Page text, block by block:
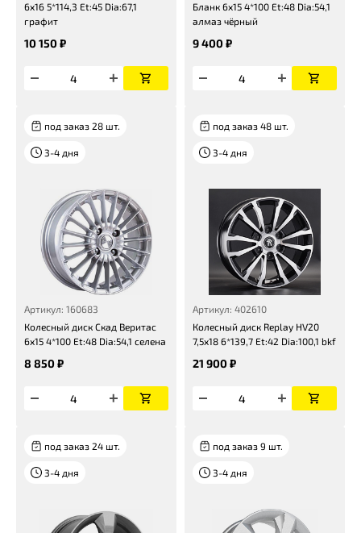
6x16 5*114,3 Et:45 Dia:67,1
графит
10 150 ₽
Бланк 6x15 4*100 Et:48 Dia:54,1
алмаз чёрный
9 400 ₽
под заказ 28 шт.
3-4 дня
Артикул: 160683
Колесный диск Скад Веритас
6x15 4*100 Et:48 Dia:54,1 селена
8 850 ₽
под заказ 48 шт.
3-4 дня
Артикул: 402610
Колесный диск Replay HV20
7,5x18 6*139,7 Et:42 Dia:100,1 bkf
21 900 ₽
под заказ 24 шт.
3-4 дня
под заказ 9 шт.
3-4 дня